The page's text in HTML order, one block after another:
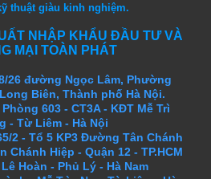
thuật giàu kinh nghiệm.
NHẬP KHẨU ĐẦU TƯ VÀ
MẠI TOÀN PHÁT
26 đường Ngọc Lâm, Phường
Biên, Thành phố Hà Nội.
603 - CT3A - KĐT Mễ Trì
- Từ Liêm - Hà Nội
2 - Tổ 5 KP3 Đường Tân Chánh
Chánh Hiệp - Quận 12 - TP.HCM
Hoàn - Phủ Lý - Hà Nam